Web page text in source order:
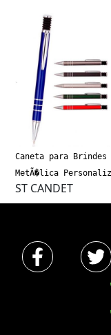
Caneta para Brindes
MetÃ�lica
ST CANDET